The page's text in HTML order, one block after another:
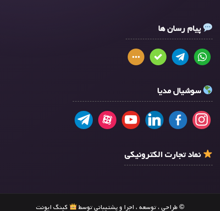
پیام رسان ها
سوشیال مدیا
نماد تجارت الکترونیکی
© طراحی ، توسعه ، اجرا و پشتیبانی توسط کینگ ایونت